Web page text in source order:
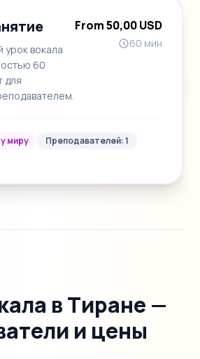
урок вокала
60
для
From 50,00 USD
60 мин
миру Преподавателей: 1
в Тиране —
и цены